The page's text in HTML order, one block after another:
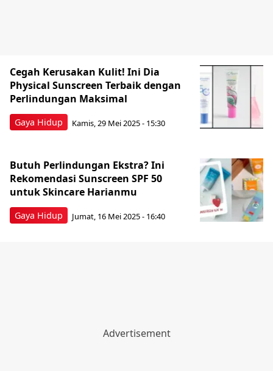
Gaya Hidup
Cegah Kerusakan Kulit! Ini Dia
Physical Sunscreen Terbaik dengan
Perlindungan Maksimal
Kamis, 29 Mei 2025 - 15:30
Gaya Hidup
Butuh Perlindungan Ekstra? Ini
Rekomendasi Sunscreen SPF 50
untuk Skincare Harianmu
Jumat, 16 Mei 2025 - 16:40